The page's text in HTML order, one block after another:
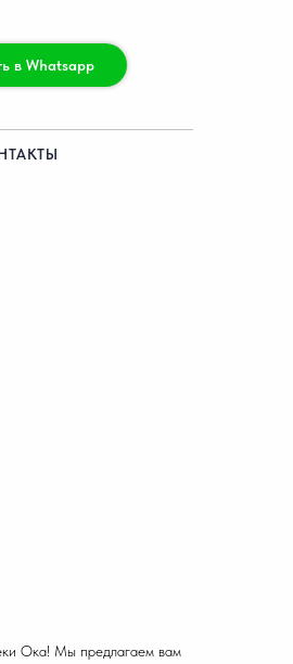
в Whatsapp
Ока! Мы предлагаем вам